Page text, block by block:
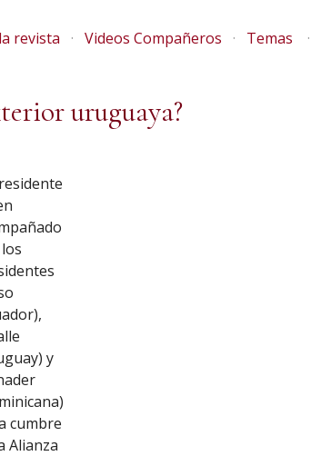
revista Videos Compañeros Temas
uruguaya?
y
cumbre
Alianza